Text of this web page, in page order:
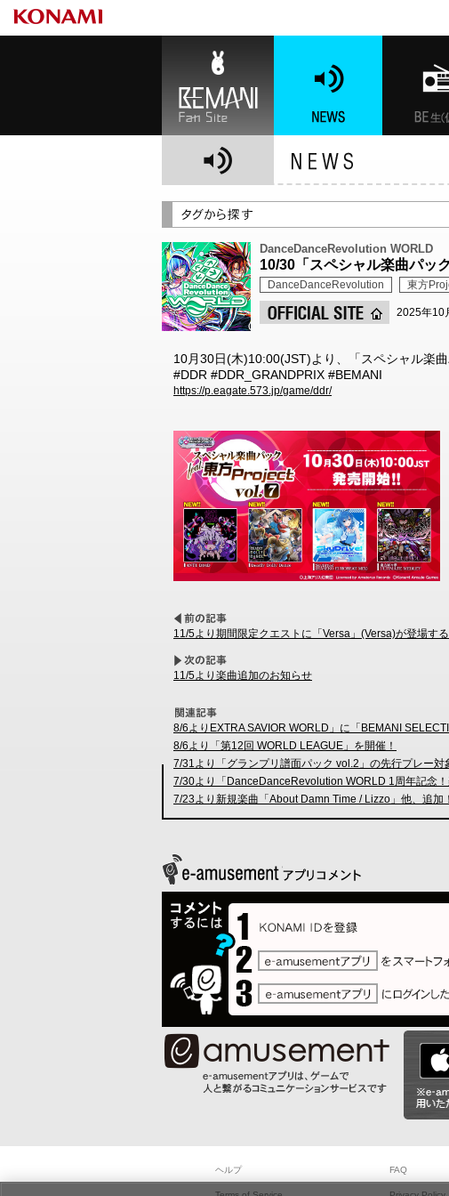
DanceDanceRevolution WORLD
10/30「スペシャル楽曲パッ
DanceDanceRevolution 東方
2025年10
10月30日(木)10:00(JST)より、「スペシャル楽
#DDR #DDR_GRANDPRIX #BEMANI
https://p.eagate.573.jp/game/ddr/
11/5より期間限定クエストに「Versa」(Versa)が登場す
11/5より楽曲追加のお知らせ
8/6よりEXTRA SAVIOR WORLD」に「BEMANI
8/6より「第12回 WORLD LEAGUE」を開催！
7/31より「グランプリ譜面パック vol.2」の先行プレー対
7/30より「DanceDanceRevolution WORLD 1周年記念
7/23より新規楽曲「About Damn Time / Lizzo」他、追加！
ヘルプ FAQ